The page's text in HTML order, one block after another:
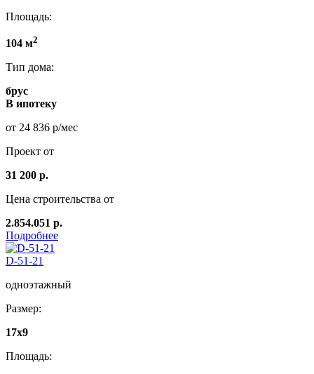
Площадь:
104 м2
Тип дома:
брус
В ипотеку
от 24 836 р/мес
Проект от
31 200 р.
Цена строительства от
2.854.051 р.
Подробнее
D-51-21
одноэтажный
Размер:
17х9
Площадь: